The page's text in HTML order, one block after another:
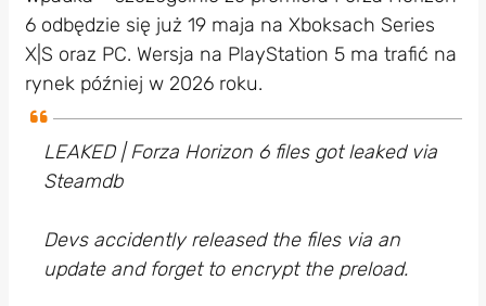
6 odbędzie się już 19 maja na Xboksach Series
X|S oraz PC. Wersja na PlayStation 5 ma trafić na
rynek później w 2026 roku.
LEAKED | Forza Horizon 6 files got leaked via
Steamdb
Devs accidently released the files via an
update and forget to encrypt the preload.